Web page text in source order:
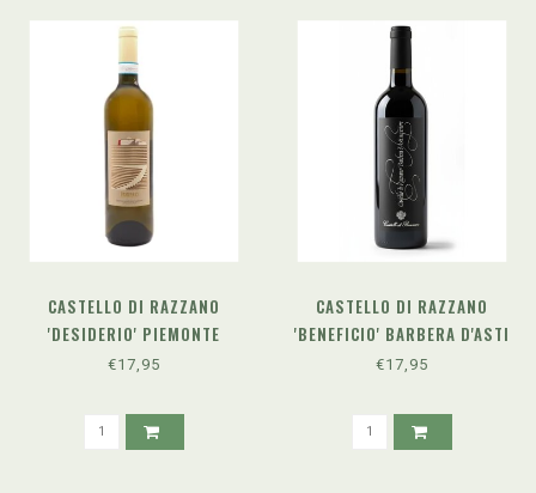
CASTELLO DI RAZZANO
'DESIDERIO' PIEMONTE
SAUVIGNON DOC (2023)
€17,95
CASTELLO DI RAZZANO
'BENEFICIO' BARBERA D'ASTI
SUPERIORE DOCG (2021)
€17,95